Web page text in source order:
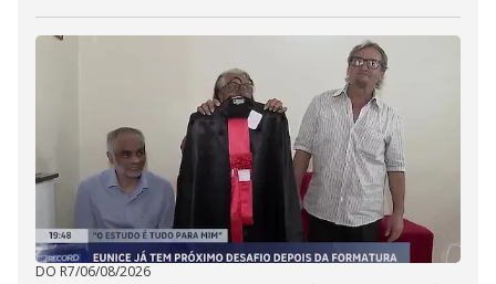
DO R7/06/08/2026